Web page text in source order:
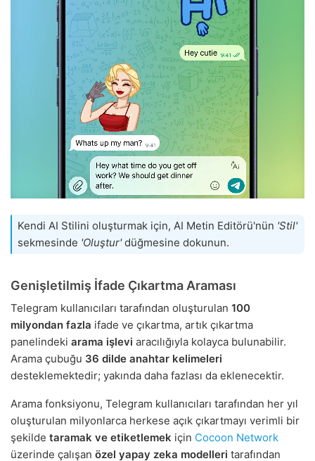
Kendi AI Stilini oluşturmak için, AI Metin Editörü'nün 'Stil'
sekmesinde 'Oluştur'düğmesine dokunun.
Genişletilmiş İfade Çıkartma Araması
Telegram kullanıcıları tarafından oluşturulan 100
milyondan fazla ifade ve çıkartma, artık çıkartma
panelindeki arama işlevi aracılığıyla kolayca bulunabilir.
Arama çubuğu 36 dilde anahtar kelimeleri
desteklemektedir; yakında daha fazlası da eklenecektir.
Arama fonksiyonu, Telegram kullanıcıları tarafından her yıl
oluşturulan milyonlarca herkese açık çıkartmayı verimli bir
şekilde taramak ve etiketlemek için Cocoon Network
üzerinde çalışan özel yapay zeka modelleri tarafından